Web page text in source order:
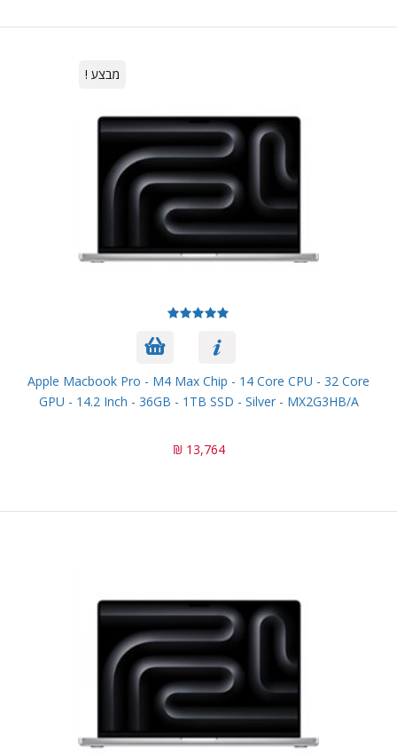
מבצע !
Apple Macbook Pro - M4 Max Chip - 14 Core CPU - 32 Core
GPU - 14.2 Inch - 36GB - 1TB SSD - Silver - MX2G3HB/A
13,764 ₪